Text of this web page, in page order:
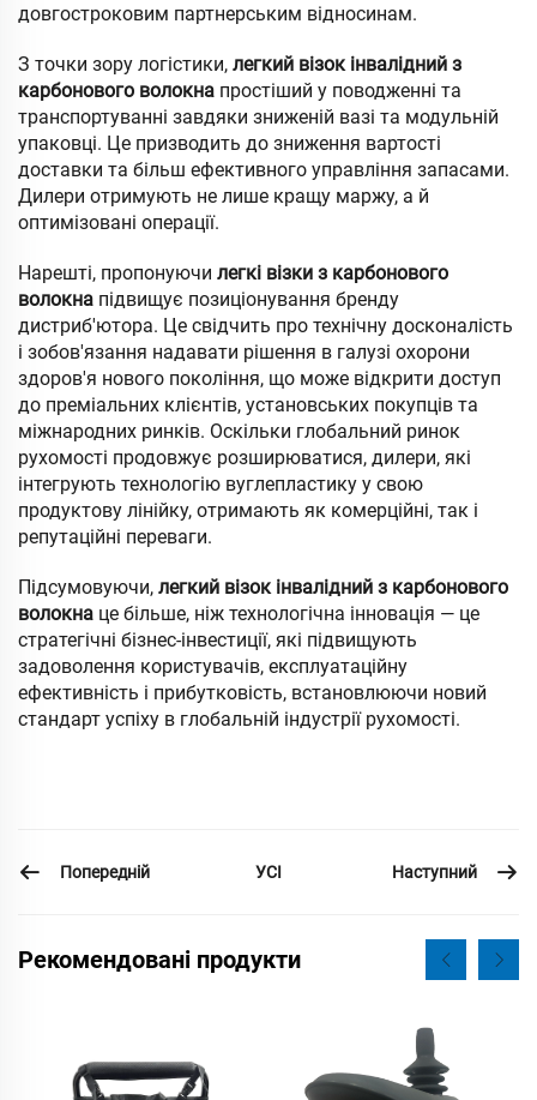
довгостроковим партнерським відносинам.
З точки зору логістики, легкий візок інвалідний з
карбонового волокна простіший у поводженні та
транспортуванні завдяки зниженій вазі та модульній
упаковці. Це призводить до зниження вартості
доставки та більш ефективного управління запасами.
Дилери отримують не лише кращу маржу, а й
оптимізовані операції.
Нарешті, пропонуючи легкі візки з карбонового
волокна підвищує позиціонування бренду
дистриб'ютора. Це свідчить про технічну досконалість
і зобов'язання надавати рішення в галузі охорони
здоров'я нового покоління, що може відкрити доступ
до преміальних клієнтів, установських покупців та
міжнародних ринків. Оскільки глобальний ринок
рухомості продовжує розширюватися, дилери, які
інтегрують технологію вуглепластику у свою
продуктову лінійку, отримають як комерційні, так і
репутаційні переваги.
Підсумовуючи, легкий візок інвалідний з карбонового
волокна це більше, ніж технологічна інновація — це
стратегічні бізнес-інвестиції, які підвищують
задоволення користувачів, експлуатаційну
ефективність і прибутковість, встановлюючи новий
стандарт успіху в глобальній індустрії рухомості.
Попередній УСІ Наступний
Рекомендовані продукти